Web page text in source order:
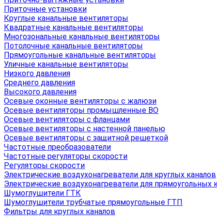
Приточные установки
Круглые канальные вентиляторы
Квадратные канальные вентиляторы
Многозональные канальные вентиляторы
Потолочные канальные вентиляторы
Прямоугольные канальные вентиляторы
Уличные канальные вентиляторы
Низкого давления
Среднего давления
Высокого давления
Осевые оконные вентиляторы с жалюзи
Осевые вентиляторы промышленные ВО
Осевые вентиляторы с фланцами
Осевые вентиляторы с настенной панелью
Осевые вентиляторы с защитной решеткой
Частотные преобразователи
Частотные регуляторы скорости
Регуляторы скорости
Электрические воздухонагреватели для круглых каналов
Электрические воздухонагреватели для прямоугольных
Шумоглушители ГТК
Шумоглушители трубчатые прямоугольные ГТП
Фильтры для круглых каналов